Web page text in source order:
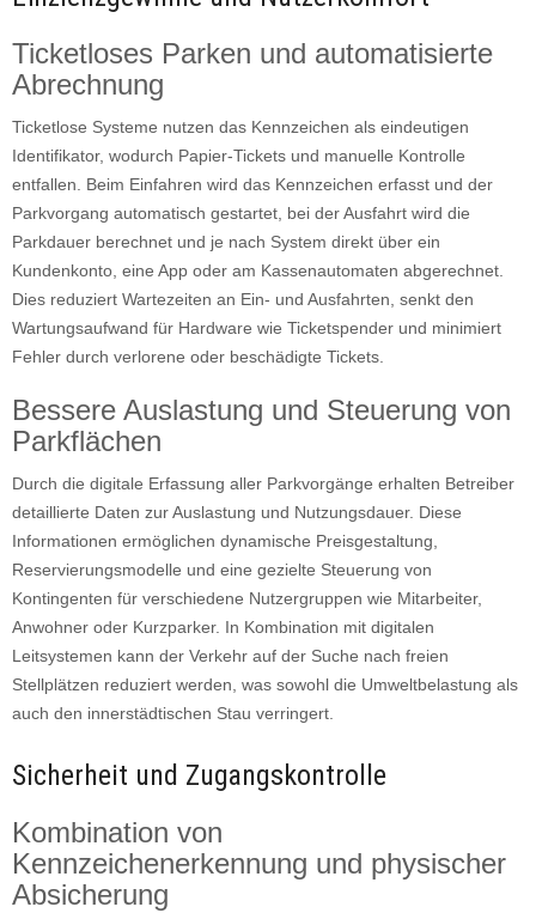
Ticketloses Parken und automatisierte
Abrechnung
Ticketlose Systeme nutzen das Kennzeichen als eindeutigen
Identifikator, wodurch Papier-Tickets und manuelle Kontrolle
entfallen. Beim Einfahren wird das Kennzeichen erfasst und der
Parkvorgang automatisch gestartet, bei der Ausfahrt wird die
Parkdauer berechnet und je nach System direkt über ein
Kundenkonto, eine App oder am Kassenautomaten abgerechnet.
Dies reduziert Wartezeiten an Ein- und Ausfahrten, senkt den
Wartungsaufwand für Hardware wie Ticketspender und minimiert
Fehler durch verlorene oder beschädigte Tickets.
Bessere Auslastung und Steuerung von
Parkflächen
Durch die digitale Erfassung aller Parkvorgänge erhalten Betreiber
detaillierte Daten zur Auslastung und Nutzungsdauer. Diese
Informationen ermöglichen dynamische Preisgestaltung,
Reservierungsmodelle und eine gezielte Steuerung von
Kontingenten für verschiedene Nutzergruppen wie Mitarbeiter,
Anwohner oder Kurzparker. In Kombination mit digitalen
Leitsystemen kann der Verkehr auf der Suche nach freien
Stellplätzen reduziert werden, was sowohl die Umweltbelastung als
auch den innerstädtischen Stau verringert.
Sicherheit und Zugangskontrolle
Kombination von
Kennzeichenerkennung und physischer
Absicherung